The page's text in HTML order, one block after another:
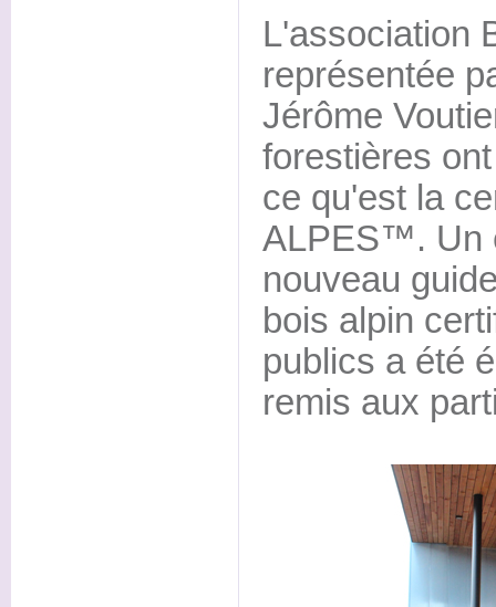
L'association
représentée
Jérôme
forestières
ce qu'est la
ALPES™. Un
nouveau
bois alpin
publics a été
remis aux